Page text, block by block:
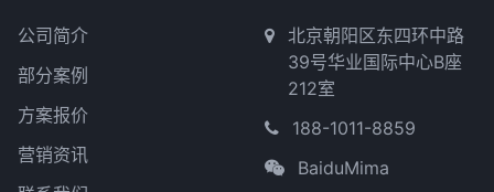
公司简介
部分案例
方案报价
营销资讯
北京朝阳区东四环中路
39号华业国际中心B座
212室
188-1011-8859
BaiduMima